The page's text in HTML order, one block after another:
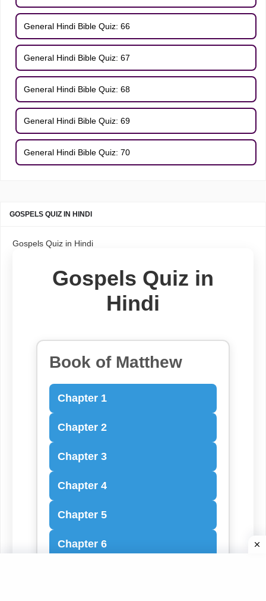
General Hindi Bible Quiz: 66
General Hindi Bible Quiz: 67
General Hindi Bible Quiz: 68
General Hindi Bible Quiz: 69
General Hindi Bible Quiz: 70
GOSPELS QUIZ IN HINDI
Gospels Quiz in Hindi
Gospels Quiz in
Hindi
Book of Matthew
Chapter 1
Chapter 2
Chapter 3
Chapter 4
Chapter 5
Chapter 6